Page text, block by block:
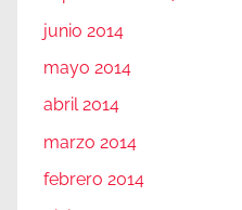
junio 2014
mayo 2014
abril 2014
marzo 2014
febrero 2014